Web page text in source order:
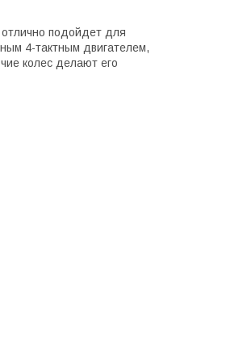
подойдет для
4-тактным двигателем,
колес делают его